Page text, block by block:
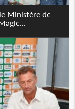
Ministère de